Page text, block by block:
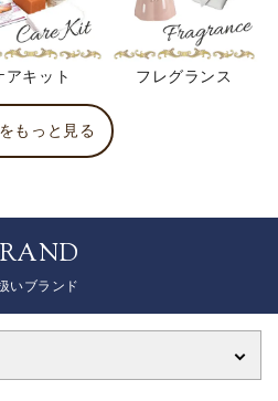
アキット フレグランス
もっと見る
いブランド